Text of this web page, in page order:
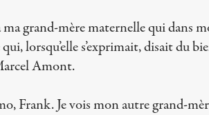
grand-mère maternelle qui dans
lorsqu’elle s’exprimait, disait du
Amont.
Frank. Je vois mon autre grand-